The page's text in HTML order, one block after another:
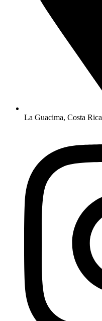
La Guacima, Costa Rica